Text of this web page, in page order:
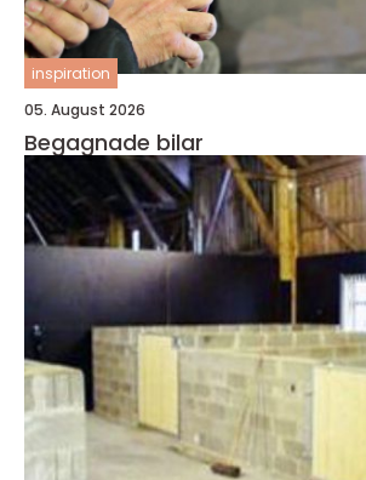
inspiration
05. August 2026
Begagnade bilar